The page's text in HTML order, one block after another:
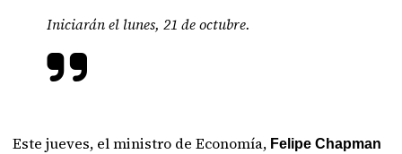
Iniciarán el lunes, 21 de octubre.
Este jueves, el ministro de Economía, Felipe Chapman